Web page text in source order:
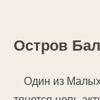
Остров
Один из